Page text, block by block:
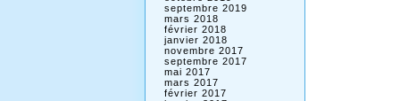
septembre 2019
mars 2018
février 2018
janvier 2018
novembre 2017
septembre 2017
mai 2017
mars 2017
février 2017